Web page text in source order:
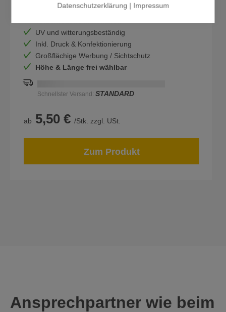
Datenschutzerklärung | Impressum
UV und witterungsbeständig
Inkl. Druck & Konfektionierung
Großflächige Werbung / Sichtschutz
Höhe & Länge frei wählbar
Schnellster Versand: STANDARD
ab 5,50 € /Stk. zzgl. USt.
Zum Produkt
Ansprechpartner wie beim